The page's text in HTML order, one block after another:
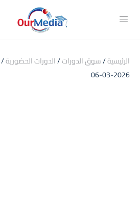
الرئيسية/سوق الدورات/الدورات الحضورية
06-03-2026